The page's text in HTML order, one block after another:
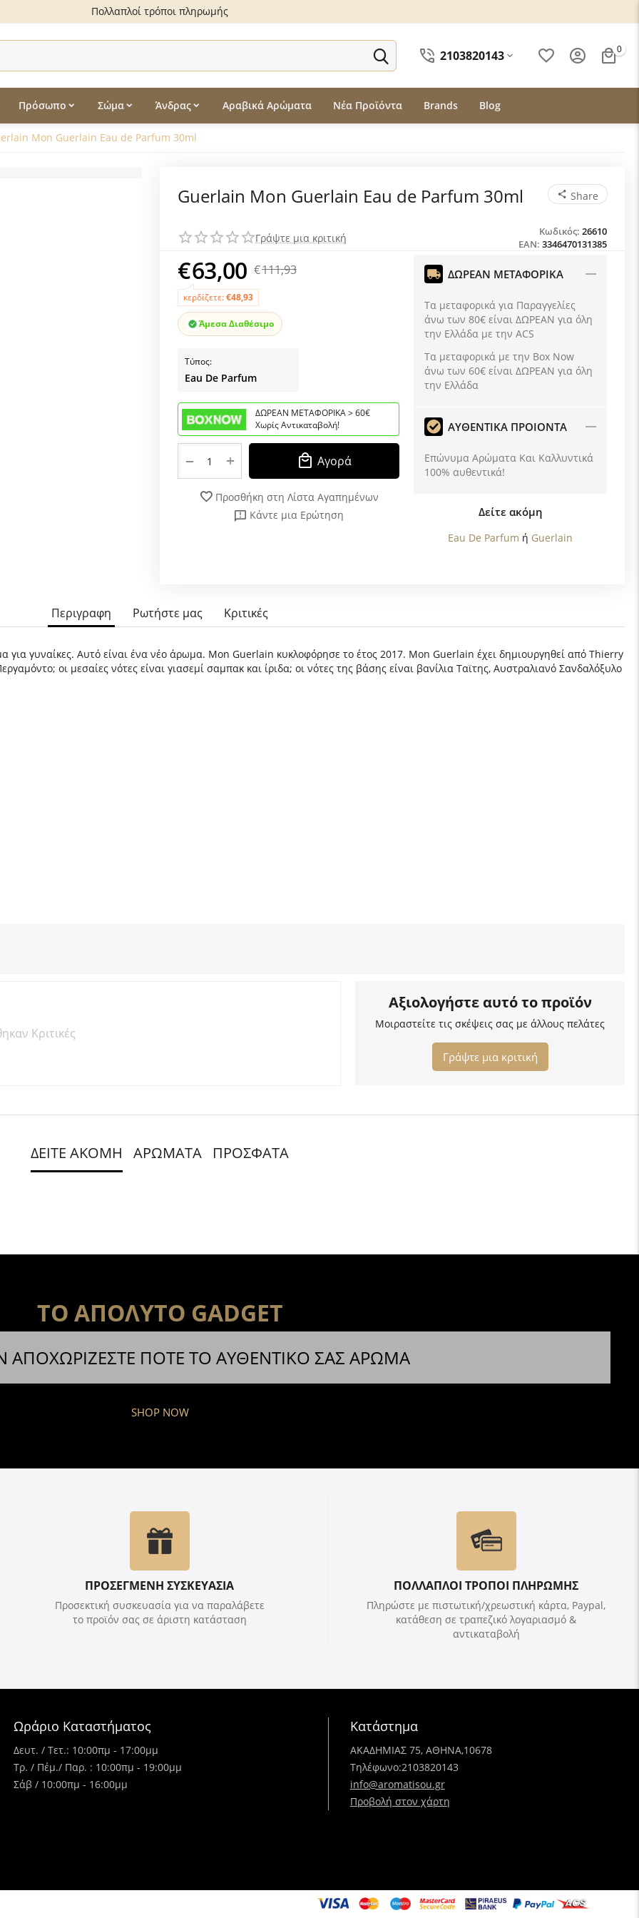
Πολλαπλοί τρόποι πληρωμής
2103820143 0
Πρόσωπο Σώμα Άνδρας Αραβικά Αρώματα Νέα Προϊόντα Brands Blog
Mon Guerlain Eau de Parfum 30ml
Guerlain Mon Guerlain Eau de Parfum 30ml Share
Γράψτε μια κριτική EAN: 3346470131385
Κωδικός: 26610
€63,00 €111,93
κερδίζετε:€48,93
Άμεσα Διαθέσιμο
Τύπος:
Eau De Parfum
ΔΩΡΕΑΝ ΜΕΤΑΦΟΡΙΚΑ > 60€
Χωρίς Αντικαταβολή!
+
− Αγορά
Προσθήκη στη Λίστα Αγαπημένων
Κάντε μια Ερώτηση
ΔΩΡΕΑΝ ΜΕΤΑΦΟΡΙΚΑ
Τα μεταφορικά για Παραγγελίες
άνω των 80€ είναι ΔΩΡΕΑΝ για όλη
την Ελλάδα με την ACS
Tα μεταφορικά με την Box Now
άνω των 60€ είναι ΔΩΡΕΑΝ για όλη
την Ελλάδα
ΑΥΘΕΝΤΙΚΑ ΠΡΟΙΟΝΤΑ
Επώνυμα Αρώματα Και Καλλυντικά
100% αυθεντικά!
Δείτε ακόμη
Eau De Parfum ή Guerlain
Περιγραφη Ρωτήστε μας Κριτικές
γυναίκες. Αυτό είναι ένα νέο άρωμα. Mon Guerlain κυκλοφόρησε το έτος 2017. Mon Guerlain έχει δημιουργηθεί από Thierry
οι μεσαίες νότες είναι γιασεμί σαμπακ και ίριδα; οι νότες της βάσης είναι βανίλια Ταϊτης, Αυστραλιανό Σανδαλόξυλο
Κριτικές
Αξιολογήστε αυτό το προϊόν
Μοιραστείτε τις σκέψεις σας με άλλους πελάτες
Γράψτε μια κριτική
ΔΕΙΤΕ ΑΚΟΜΗ ΑΡΩΜΑΤΑ ΠΡΟΣΦΑΤΑ
ΤΟ ΑΠΟΛΥΤΟ GADGET
ΑΠΟΧΩΡΙΖΕΣΤΕ ΠΟΤΕ ΤΟ ΑΥΘΕΝΤΙΚΟ ΣΑΣ ΑΡΩΜΑ
SHOP NOW
ΠΡΟΣΕΓΜΕΝΗ ΣΥΣΚΕΥΑΣΙΑ
Προσεκτική συσκευασία για να παραλάβετε
το προϊόν σας σε άριστη κατάσταση
ΠΟΛΛΑΠΛΟΙ ΤΡΟΠΟΙ ΠΛΗΡΩΜΗΣ
Πληρώστε με πιστωτική/χρεωστική κάρτα, Paypal,
κατάθεση σε τραπεζικό λογαριασμό &
αντικαταβολή
Ωράριο Καταστήματος
Δευτ. / Τετ.: 10:00πμ - 17:00μμ
Τρ. / Πέμ./ Παρ. : 10:00πμ - 19:00μμ
Σάβ / 10:00πμ - 16:00μμ
Κατάστημα
ΑΚΑΔΗΜΙΑΣ 75, ΑΘΗΝΑ,10678
Τηλέφωνο:2103820143
info@aromatisou.gr
Προβολή στον χάρτη